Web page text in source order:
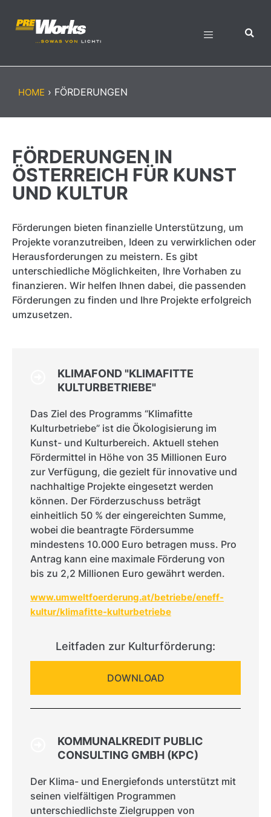
HOME › FÖRDERUNGEN
FÖRDERUNGEN IN
ÖSTERREICH FÜR KUNST
UND KULTUR
Förderungen bieten finanzielle Unterstützung, um
Projekte voranzutreiben, Ideen zu verwirklichen oder
Herausforderungen zu meistern. Es gibt
unterschiedliche Möglichkeiten, Ihre Vorhaben zu
finanzieren. Wir helfen Ihnen dabei, die passenden
Förderungen zu finden und Ihre Projekte erfolgreich
umzusetzen.
KLIMAFOND "KLIMAFITTE
KULTURBETRIEBE"
Das Ziel des Programms “Klimafitte
Kulturbetriebe” ist die Ökologisierung im
Kunst- und Kulturbereich. Aktuell stehen
Fördermittel in Höhe von 35 Millionen Euro
zur Verfügung, die gezielt für innovative und
nachhaltige Projekte eingesetzt werden
können. Der Förderzuschuss beträgt
einheitlich 50 % der eingereichten Summe,
wobei die beantragte Fördersumme
mindestens 10.000 Euro betragen muss. Pro
Antrag kann eine maximale Förderung von
bis zu 2,2 Millionen Euro gewährt werden.
www.umweltfoerderung.at/betriebe/eneff-
kultur/klimafitte-kulturbetriebe
Leitfaden zur Kulturförderung:
DOWNLOAD
KOMMUNALKREDIT PUBLIC
CONSULTING GMBH (KPC)
Der Klima- und Energiefonds unterstützt mit
seinen vielfältigen Programmen
unterschiedlichste Zielgruppen von